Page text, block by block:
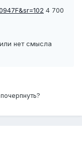
4 700
нет смысла